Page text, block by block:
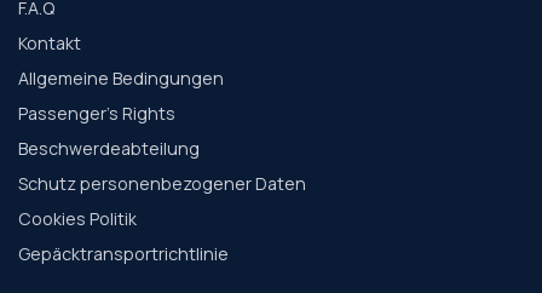
F.A.Q
Kontakt
Allgemeine Bedingungen
Passenger's Rights
Beschwerdeabteilung
Schutz personenbezogener Daten
Cookies Politik
Gepäcktransportrichtlinie